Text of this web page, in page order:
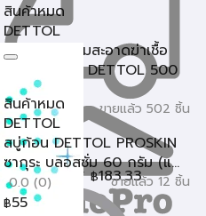
สินค้าหมด
DETTOL
สเปรย์ทำความสะอาดฆ่าเชื้อ
อเนกประสงค์ DETTOL 500
มล...
4.8 (5) ขายแล้ว 502 ชิ้น
฿189
ราคาสุดท้าย* ฿183.33
สินค้าหมด
DETTOL
สบู่ก้อน DETTOL PROSKIN
ซากุระ บลอสซั่ม 60 กรัม (แ...
0.0 (0) ขายแล้ว 12 ชิ้น
฿55